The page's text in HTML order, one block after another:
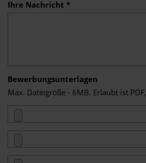
Ihre Nachricht *
Bewerbungsunterlagen
Max. Dateigröße - 6MB. Erlaubt ist PDF,